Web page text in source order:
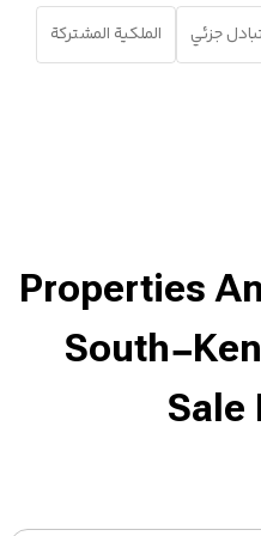
جزئي الملكية المشتركة
Properties
South-
Sale